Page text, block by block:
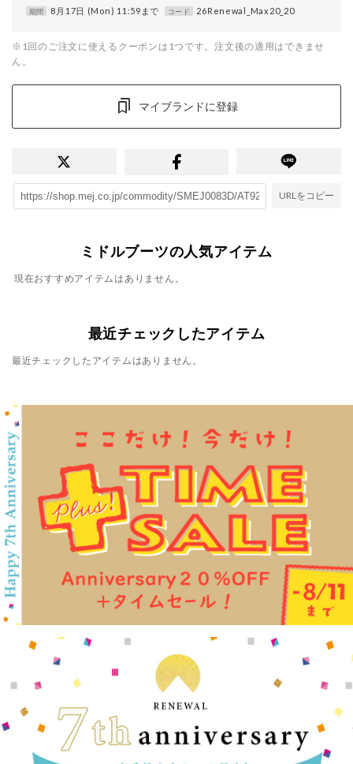
期間 8月17日 (Mon) 11:59まで コード 26Renewal_Max20_20
※1回のご注文に使えるクーポンは1つです。注文後の適用はできませ
ん。
マイブランドに登録
URLをコピー
ミドルブーツの人気アイテム
現在おすすめアイテムはありません。
最近チェックしたアイテム
最近チェックしたアイテムはありません。